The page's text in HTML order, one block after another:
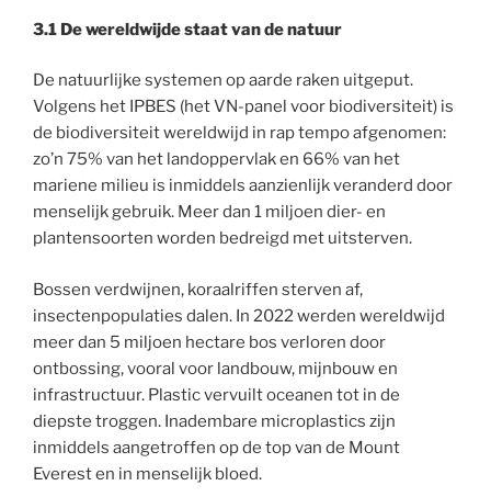
3.1 De wereldwijde staat van de natuur
De natuurlijke systemen op aarde raken uitgeput.
Volgens het IPBES (het VN-panel voor biodiversiteit) is
de biodiversiteit wereldwijd in rap tempo afgenomen:
zo’n 75% van het landoppervlak en 66% van het
mariene milieu is inmiddels aanzienlijk veranderd door
menselijk gebruik. Meer dan 1 miljoen dier- en
plantensoorten worden bedreigd met uitsterven.
Bossen verdwijnen, koraalriffen sterven af,
insectenpopulaties dalen. In 2022 werden wereldwijd
meer dan 5 miljoen hectare bos verloren door
ontbossing, vooral voor landbouw, mijnbouw en
infrastructuur. Plastic vervuilt oceanen tot in de
diepste troggen. Inadembare microplastics zijn
inmiddels aangetroffen op de top van de Mount
Everest en in menselijk bloed.